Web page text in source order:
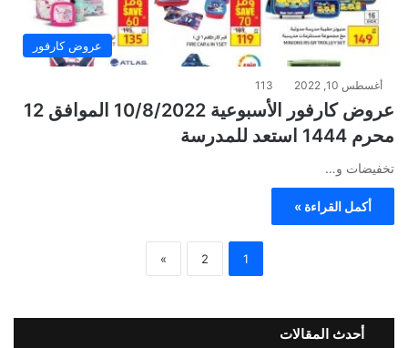
عروض كارفور
أغسطس 10, 2022 113
عروض كارفور الأسبوعية 10/8/2022 الموافق 12
محرم 1444 استعد للمدرسة
تخفيضات و…
أكمل القراءة »
1
2
»
أحدث المقالات